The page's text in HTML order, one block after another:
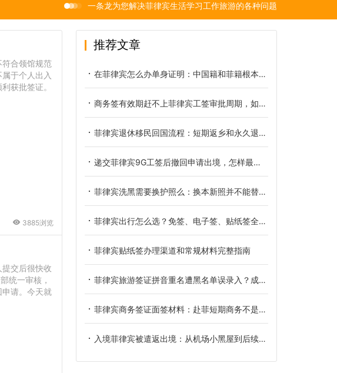
一条龙为您解决菲律宾生活学习工作旅游的各种问题
符合领馆规范
于个人出入
获批签证。
3885浏览
交后很快收
统一审核，
请。今天就
推荐文章
在菲律宾怎么办单身证明：中国籍和菲籍根本不是同一份文件
商务签有效期赶不上菲律宾工签审批周期，如何提前规避逾期滞留
菲律宾退休移民回国流程：短期返乡和永久退籍是两本账
递交菲律宾9G工签后撤回申请出境，怎样最大限度降低经济损失
菲律宾洗黑需要换护照么：换本新照并不能替你洗掉黑名单
菲律宾出行怎么选？免签、电子签、贴纸签全方位对比
菲律宾贴纸签办理渠道和常规材料完整指南
菲律宾旅游签证拼音重名遭黑名单误录入？成因、核验与正规解决办法
菲律宾商务签证面签材料：赴菲短期商务不是旅游签那一套
入境菲律宾被遣返出境：从机场小黑屋到后续洗黑的全链路复盘